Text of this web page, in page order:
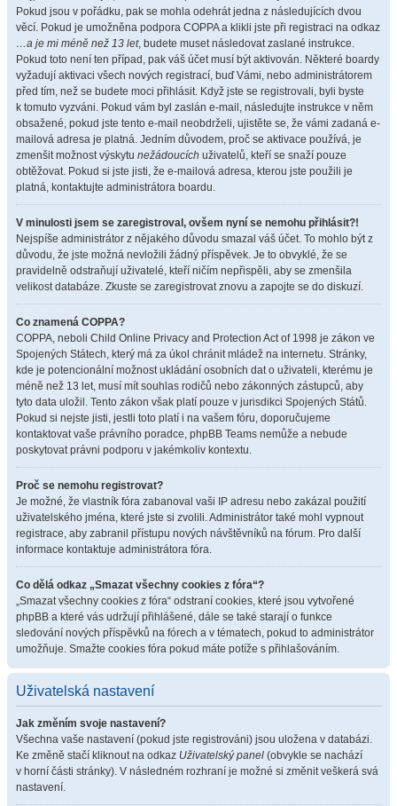
Pokud jsou v pořádku, pak se mohla odehrát jedna z následujících dvou
věcí. Pokud je umožněna podpora COPPA a klikli jste při registraci na odkaz
…a je mi méně než 13 let, budete muset následovat zaslané instrukce.
Pokud toto není ten případ, pak váš účet musí být aktivován. Některé boardy
vyžadují aktivaci všech nových registrací, buď Vámi, nebo administrátorem
před tím, než se budete moci přihlásit. Když jste se registrovali, byli byste
k tomuto vyzváni. Pokud vám byl zaslán e-mail, následujte instrukce v něm
obsažené, pokud jste tento e-mail neobdrželi, ujistěte se, že vámi zadaná e-
mailová adresa je platná. Jedním důvodem, proč se aktivace používá, je
zmenšit možnost výskytu nežádoucích uživatelů, kteří se snaží pouze
obtěžovat. Pokud si jste jisti, že e-mailová adresa, kterou jste použili je
platná, kontaktujte administrátora boardu.
V minulosti jsem se zaregistroval, ovšem nyní se nemohu přihlásit?!
Nejspíše administrátor z nějakého důvodu smazal váš účet. To mohlo být z
důvodu, že jste možná nevložili žádný příspěvek. Je to obvyklé, že se
pravidelně odstraňují uživatelé, kteří ničím nepřispěli, aby se zmenšila
velikost databáze. Zkuste se zaregistrovat znovu a zapojte se do diskuzí.
Co znamená COPPA?
COPPA, neboli Child Online Privacy and Protection Act of 1998 je zákon ve
Spojených Státech, který má za úkol chránit mládež na internetu. Stránky,
kde je potencionální možnost ukládání osobních dat o uživateli, kterému je
méně než 13 let, musí mít souhlas rodičů nebo zákonných zástupců, aby
tyto data uložil. Tento zákon však platí pouze v jurisdikci Spojených Států.
Pokud si nejste jisti, jestli toto platí i na vašem fóru, doporučujeme
kontaktovat vaše právního poradce, phpBB Teams nemůže a nebude
poskytovat právni podporu v jakémkoliv kontextu.
Proč se nemohu registrovat?
Je možné, že vlastník fóra zabanoval vaši IP adresu nebo zakázal použití
uživatelského jména, které jste si zvolili. Administrátor také mohl vypnout
registrace, aby zabranil přístupu nových návštěvníků na fórum. Pro další
informace kontaktuje administrátora fóra.
Co dělá odkaz „Smazat všechny cookies z fóra“?
„Smazat všechny cookies z fóra“ odstraní cookies, které jsou vytvořené
phpBB a které vás udržují přihlášené, dále se také starají o funkce
sledování nových příspěvků na fórech a v tématech, pokud to administrátor
umožňuje. Smažte cookies fóra pokud máte potíže s přihlašováním.
Uživatelská nastavení
Jak změním svoje nastavení?
Všechna vaše nastavení (pokud jste registrováni) jsou uložena v databázi.
Ke změně stačí kliknout na odkaz Uživatelský panel (obvykle se nachází
v horní části stránky). V následném rozhraní je možné si změnit veškerá svá
nastavení.